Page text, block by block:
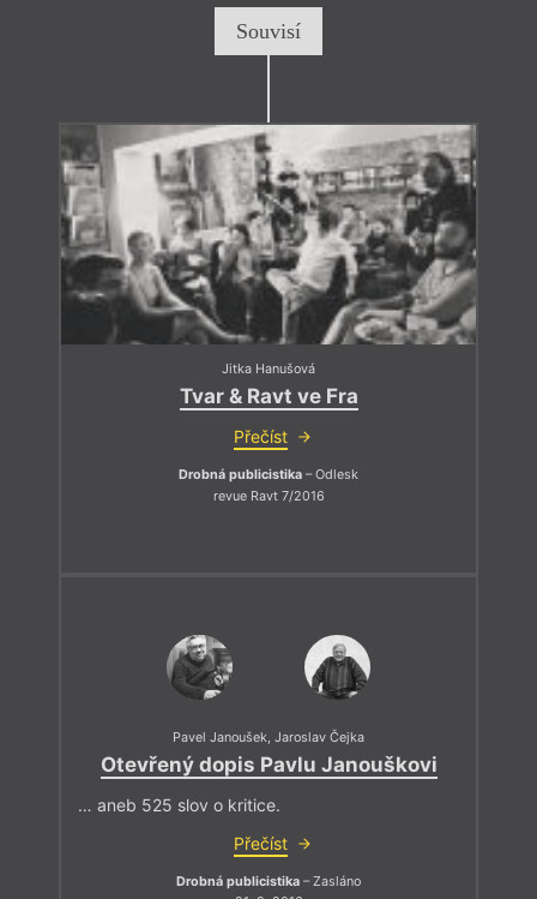
Souvisí
Jitka Hanušová
Tvar & Ravt ve Fra
Přečíst
Drobná publicistika – Odlesk
revue Ravt 7/2016
Pavel Janoušek, Jaroslav Čejka
Otevřený dopis Pavlu Janouškovi
… aneb 525 slov o kritice.
Přečíst
Drobná publicistika – Zasláno